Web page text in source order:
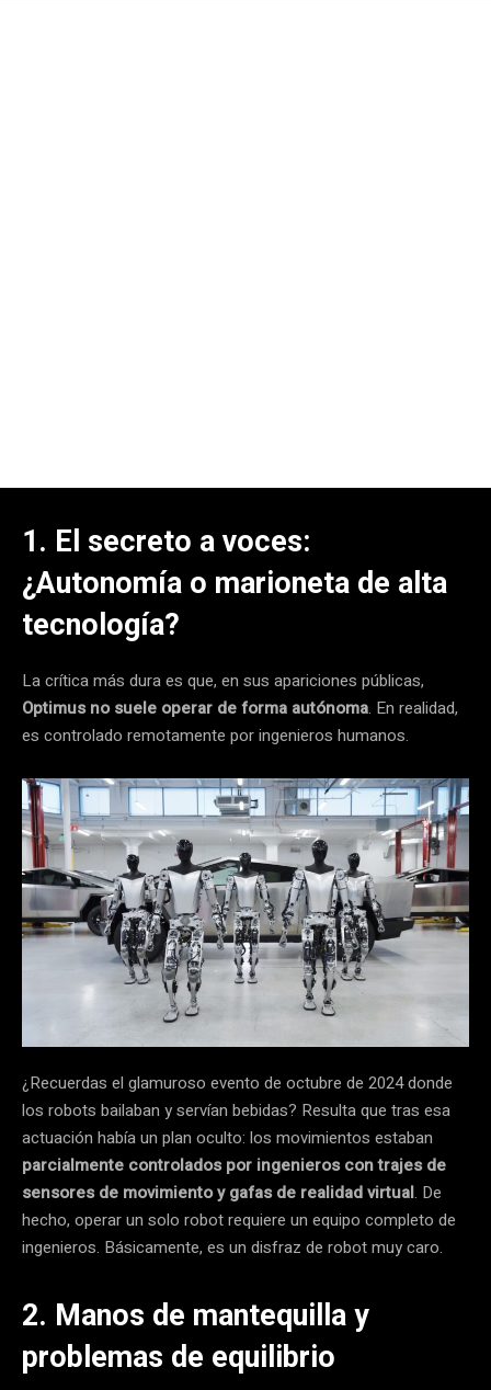
1. El secreto a voces:
¿Autonomía o marioneta de alta
tecnología?
La crítica más dura es que, en sus apariciones públicas,
Optimus no suele operar de forma autónoma. En realidad,
es controlado remotamente por ingenieros humanos.
¿Recuerdas el glamuroso evento de octubre de 2024 donde
los robots bailaban y servían bebidas? Resulta que tras esa
actuación había un plan oculto: los movimientos estaban
parcialmente controlados por ingenieros con trajes de
sensores de movimiento y gafas de realidad virtual. De
hecho, operar un solo robot requiere un equipo completo de
ingenieros. Básicamente, es un disfraz de robot muy caro.
2. Manos de mantequilla y
problemas de equilibrio